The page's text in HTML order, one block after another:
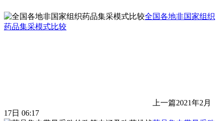
全国各地非国家组织
药品集采模式比较
上一篇2021年2月
17日 06:17